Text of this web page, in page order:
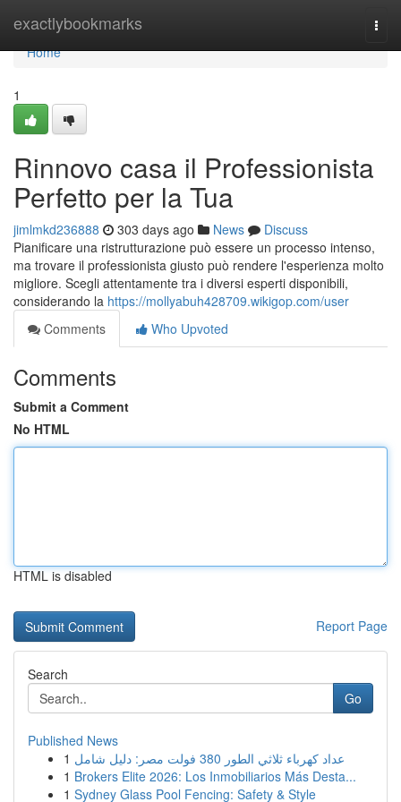
exactlybookmarks
Home
Home
1
Rinnovo casa il Professionista
Perfetto per la Tua
jimlmkd236888 303 days ago News
Discuss
Pianificare una ristrutturazione può essere un processo intenso,
ma trovare il professionista giusto può rendere l'esperienza molto
migliore. Scegli attentamente tra i diversi esperti disponibili,
considerando la https://mollyabuh428709.wikigop.com/user
Comments
Who Upvoted
Comments
Submit a Comment
No HTML
HTML is disabled
Report Page
Search
Go
Published News
1
عداد كهرباء ثلاثي الطور 380 فولت مصر: دليل شامل
1 Brokers Elite 2026: Los Inmobiliarios Más Desta...
1 Sydney Glass Pool Fencing: Safety & Style